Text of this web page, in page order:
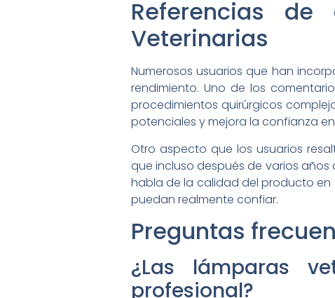
Referencias
Veterinarias
Numerosos usuarios que han
rendimiento. Uno de los
procedimientos quirúrgicos
potenciales y mejora la confianza
Otro aspecto que los usuarios
que incluso después de varios
habla de la calidad del producto en
puedan realmente confiar.
Preguntas
¿Las lámparas
profesional?